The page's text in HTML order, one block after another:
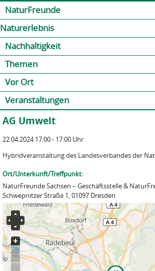
NaturFreunde
Naturerlebnis
Nachhaltigkeit
Themen
Vor Ort
Veranstaltungen
AG Umwelt
22.04.2024 17:00 - 17:00 Uhr
Hybridveranstaltung des Landesverbandes der
Ort/Unterkunft/Treffpunkt:
NaturFreunde Sachsen – Geschäftsstelle &
Schwepnitzer Straße 1, 01097 Dresden